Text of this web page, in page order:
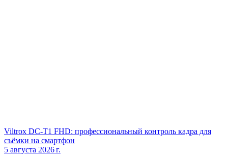
Viltrox DC‑T1 FHD: профессиональный контроль кадра для
съёмки на смартфон
5 августа 2026 г.